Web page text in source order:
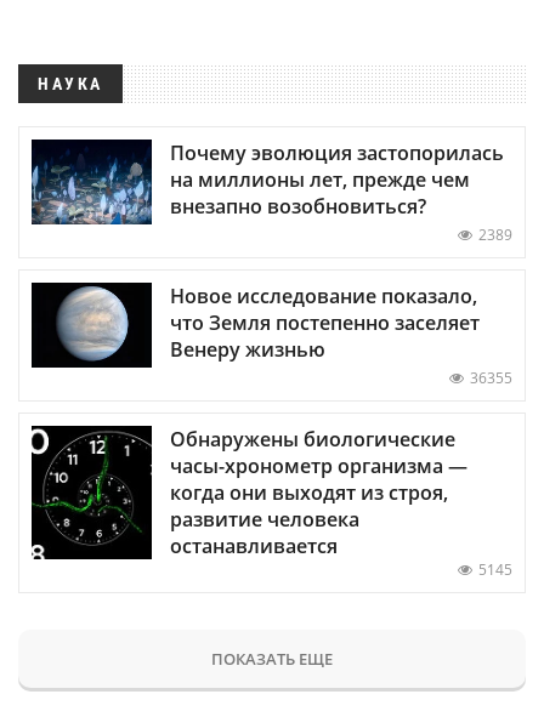
НАУКА
Почему эволюция застопорилась
на миллионы лет, прежде чем
внезапно возобновиться?
2389
Новое исследование показало,
что Земля постепенно заселяет
Венеру жизнью
36355
Обнаружены биологические
часы-хронометр организма —
когда они выходят из строя,
развитие человека
останавливается
5145
ПОКАЗАТЬ ЕЩЕ